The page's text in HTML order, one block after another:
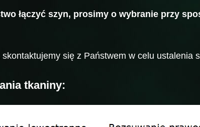
łączyć szyn, prosimy o wybranie przy
skontaktujemy się z Państwem w celu ustalenia
tkaniny: